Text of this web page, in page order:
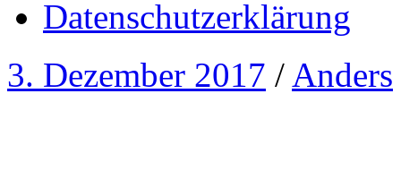
Datenschutzerklärung
3. Dezember 2017 / Anders